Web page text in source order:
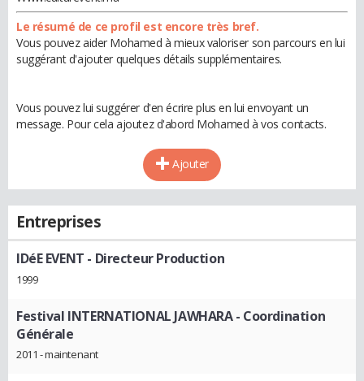
Le résumé de ce profil est encore très bref.
Vous pouvez aider Mohamed à mieux valoriser son parcours en lui
suggérant d'ajouter quelques détails supplémentaires.
Vous pouvez lui suggérer d'en écrire plus en lui envoyant un
message. Pour cela ajoutez d'abord Mohamed à vos contacts.
Ajouter
Entreprises
IDéE EVENT - Directeur Production
1999
Festival INTERNATIONAL JAWHARA- Coordination
Générale
2011 - maintenant